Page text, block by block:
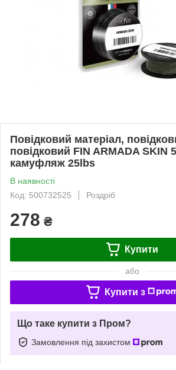
Повідковий матеріал,
повідковий FIN ARMADA SKIN
камуфляж 25lbs
В наявності
Код: 500732525
Роздріб
278 ₴
Купити
або
Купити з
Що таке купити з Пром?
Замовлення під захистом